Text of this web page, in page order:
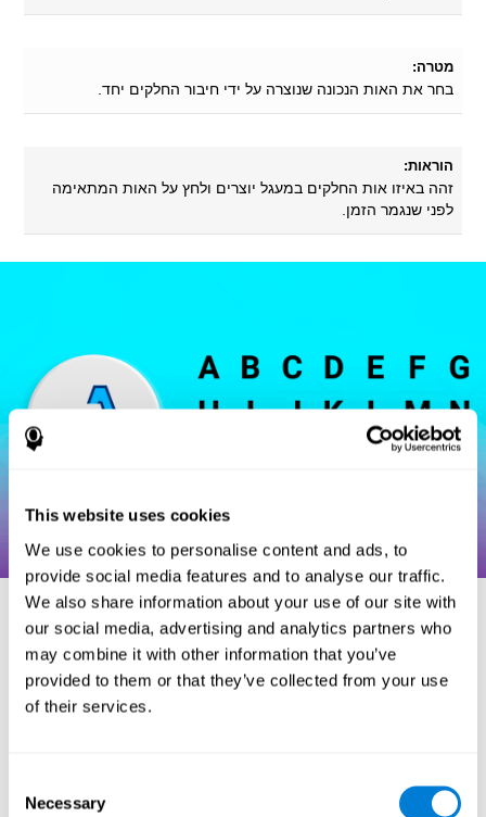
This website uses cookies
We use cookies to personalise content and ads, to
provide social media features and to analyse our traffic.
We also share information about your use of our site with
our social media, advertising and analytics partners who
may combine it with other information that you’ve
provided to them or that they’ve collected from your use
of their services.
Selection
Necessary
מטרה:
בחר את האות הנכונה שנוצרה על ידי חיבור החלקים יחד.
הוראות:
זהה באיזו אות החלקים במעגל יוצרים ולחץ על האות המתאימה
לפני שנגמר הזמן.
Hooper, H. E. (1983). Hooper Visual Organization Test Manual.
Organization Test: Reliability and Validity. Applied
neuropsychology, 11(2), 99-102.